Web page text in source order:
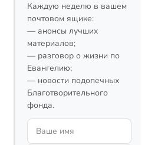
Каждую неделю в вашем
почтовом ящике:
— анонсы лучших
материалов;
— разговор о жизни по
Евангелию;
— новости подопечных
Благотворительного
фонда.